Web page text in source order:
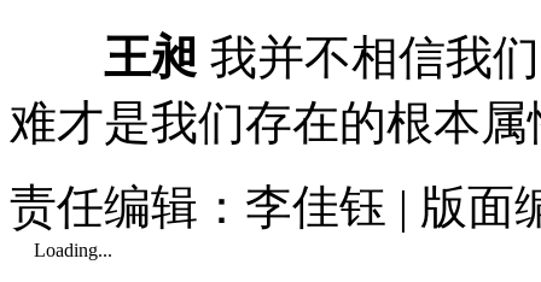
王昶 我并不相信我
难才是我们存在的根本
责任编辑：李佳钰 | 版面
Loading...